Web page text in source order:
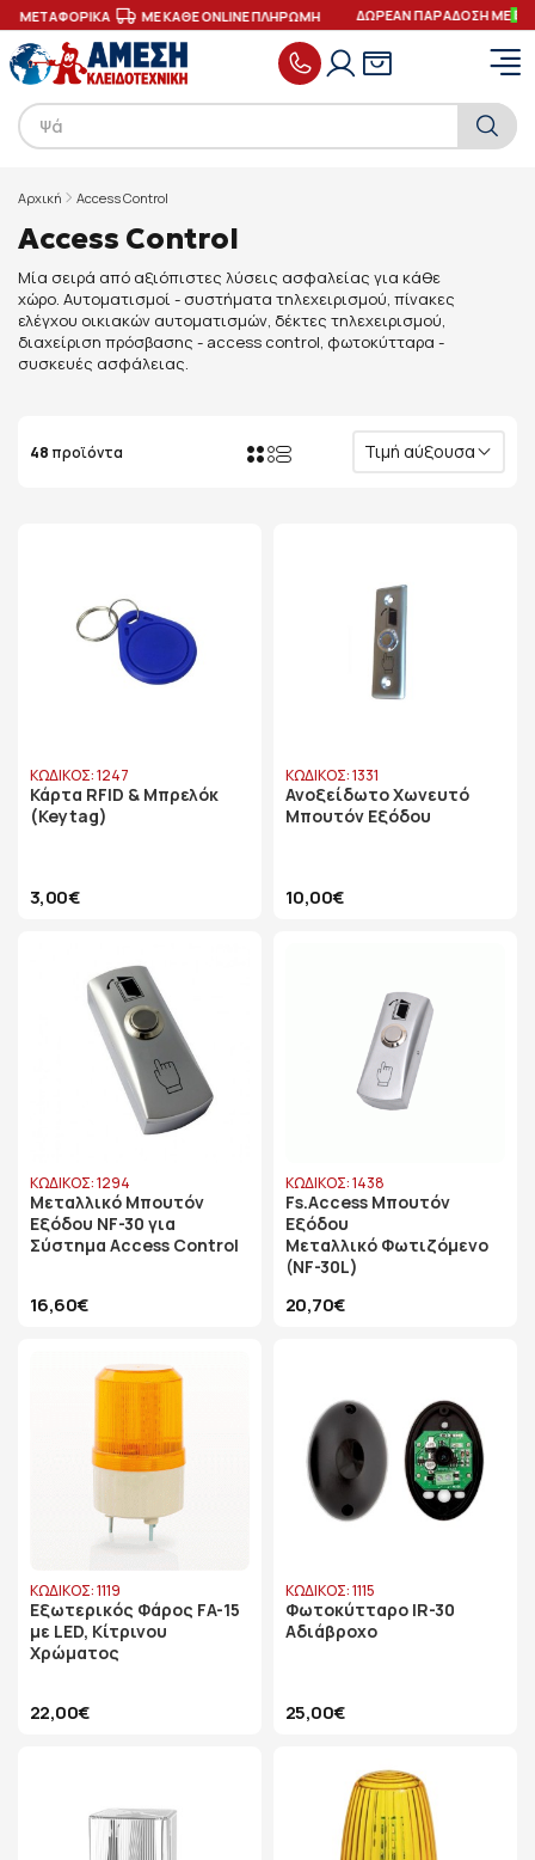
ΜΕ ΚΑΘΕ ONLINE ΠΛΗΡΩΜΗ ΔΩΡΕΑΝ ΠΑΡΑΔΟΣΗ ΜΕ
Αρχική Access Control
Access Control
Μία σειρά από αξιόπιστες λύσεις ασφαλείας για κάθε
χώρο. Αυτοματισμοί - συστήματα τηλεχειρισμού, πίνακες
ελέγχου οικιακών αυτοματισμών, δέκτες τηλεχειρισμού,
διαχείριση πρόσβασης - access control, φωτοκύτταρα -
συσκευές ασφάλειας.
48 προϊόντα Τιμή αύξουσα
ΚΩΔΙΚΟΣ: 1247
Κάρτα RFID & Μπρελόκ
(Keytag)
3,00€
ΚΩΔΙΚΟΣ: 1331
Ανοξείδωτο Χωνευτό
Μπουτόν Εξόδου
10,00€
ΚΩΔΙΚΟΣ: 1294
Μεταλλικό Μπουτόν
Εξόδου NF-30 για
Σύστημα Access Control
16,60€
ΚΩΔΙΚΟΣ: 1438
Fs.Access Μπουτόν
Εξόδου
Μεταλλικό Φωτιζόμενο
(NF-30L)
20,70€
ΚΩΔΙΚΟΣ: 1119
Εξωτερικός Φάρος FA-15
με LED, Κίτρινου
Χρώματος
22,00€
ΚΩΔΙΚΟΣ: 1115
Φωτοκύτταρο IR-30
Αδιάβροχο
25,00€